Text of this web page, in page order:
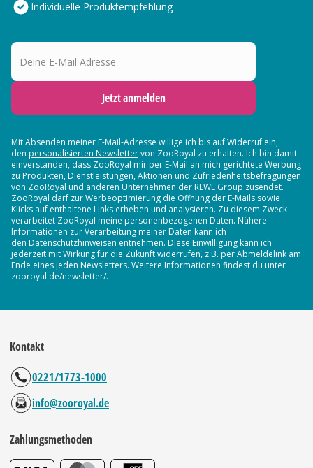
Individuelle Produktempfehlung
Deine E-Mail Adresse
Jetzt anmelden
Mit Absenden meiner E-Mail-Adresse willige ich bis auf Widerruf ein,
den personalisierten Newslettervon ZooRoyal zu erhalten. Ich bin damit
einverstanden, dass ZooRoyal mir per E-Mail an mich gerichtete Werbung
zu Produkten, Dienstleistungen, Aktionen und Zufriedenheitsbefragungen
von ZooRoyal und anderen Unternehmen der REWE Group zusendet.
ZooRoyal darf zur Werbeoptimierung die Öffnung der E-Mails sowie
Klicks auf enthaltene Links erheben und analysieren. Zu diesem Zweck
verarbeitet ZooRoyal meine personenbezogenen Daten. Nähere
Informationen zur Verarbeitung meiner Daten kann ich
den Datenschutzhinweisen entnehmen. Diese Einwilligung kann ich
jederzeit mit Wirkung für die Zukunft widerrufen, z.B. per Abmeldelink am
Ende eines jeden Newsletters. Weitere Informationen findest du unter
zooroyal.de/newsletter/.
Kontakt
0221/1773-1000
info@zooroyal.de
Zahlungsmethoden